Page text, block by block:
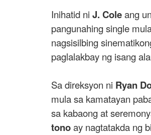
Inihatid ni J. Coleang
pangunahing single
nagsisilbing
paglalakbay ng isang
Sa direksyon ni Ryan
mula sa kamatayan
sa kabaong at
tonoay nagtatakda ng